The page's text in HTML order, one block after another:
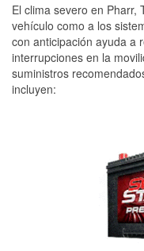
El clima severo en Pharr,
vehículo como a los
con anticipación ayuda a
interrupciones en la
suministros
incluyen: